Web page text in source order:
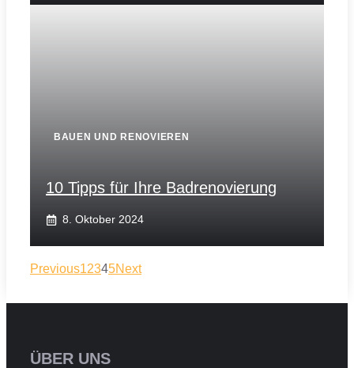
BAUEN UND RENOVIEREN
10 Tipps für Ihre Badrenovierung
8. Oktober 2024
Previous12345Next
ÜBER UNS